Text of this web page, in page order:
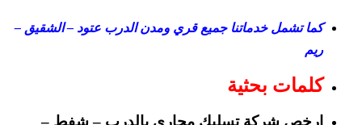
كما تشمل خدماتنا جميع قري ومدن الدرب عتود – الشقيق –
ريم
كلمات بحثية